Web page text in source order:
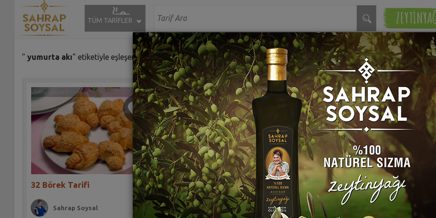
TÜM TARİFLER
" yumurta akı" etiketiyle eşleşen (61) tarif bulundu.
32 Börek Tarifi
Sahrap Soysal
Ev Usulü Badem Ezmesi Tarifi
Sahrap Soysal
(1)
Tuzda Tavuk Tarifi